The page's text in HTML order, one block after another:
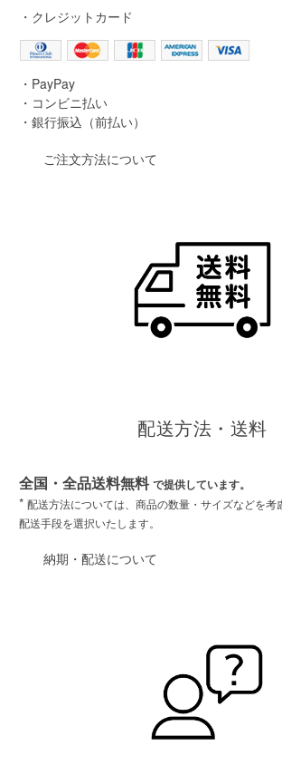
・クレジットカード
・PayPay
・コンビニ払い
・銀行振込（前払い）
ご注文方法について
配送方法・送料
全国・全品送料無料 で提供しています。
* 配送方法については、商品の数量・サイズなどを考
配送手段を選択いたします。
納期・配送について